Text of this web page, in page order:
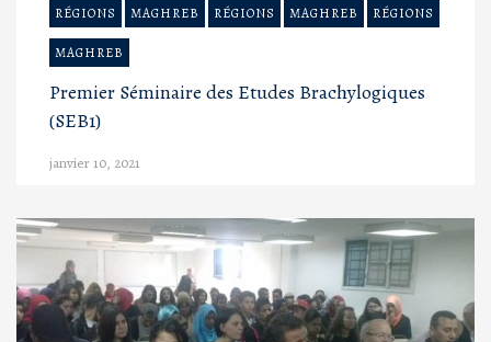
RÉGIONS MAGHREB RÉGIONS MAGHREB RÉGIONS
MAGHREB
Premier Séminaire des Etudes Brachylogiques
(SEB1)
janvier 10, 2021